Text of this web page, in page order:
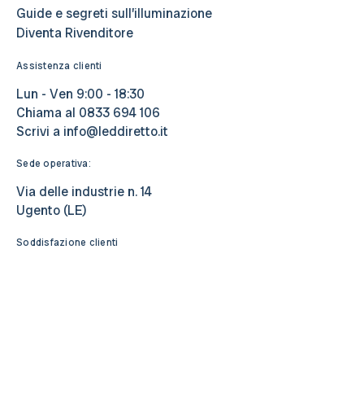
Guide e segreti sull’illuminazione
Diventa Rivenditore
Assistenza clienti
Lun - Ven 9:00 - 18:30
Chiama al 0833 694 106
Scrivi a info@leddiretto.it
Sede operativa:
Via delle industrie n. 14
Ugento (LE)
Soddisfazione clienti